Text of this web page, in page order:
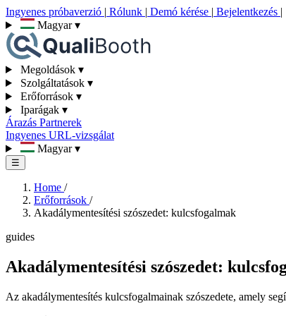
Ingyenes próbaverzió | Rólunk | Demó kérése | Bejelentkezés |
Magyar▾
Megoldások ▾
Szolgáltatások ▾
Erőforrások ▾
Iparágak ▾
Árazás Partnerek
Ingyenes URL-vizsgálat
Magyar▾
☰
Home /
Erőforrások /
Akadálymentesítési szószedet: kulcsfogalmak
guides
Akadálymentesítési szószedet:
Az akadálymentesítés kulcsfogalmainak szószedete, amely